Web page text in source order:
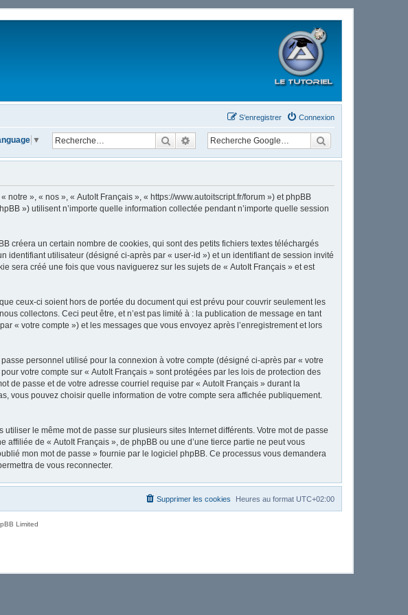
Connexion
S’enregistrer
RechercherRecherche avancée
▼
», « nos », « AutoIt Français », « https://www.autoitscript.fr/forum ») et phpBB
») utilisent n’importe quelle information collectée pendant n’importe quelle session
créera un certain nombre de cookies, qui sont des petits fichiers textes téléchargés
identifiant utilisateur (désigné ci-après par « user-id ») et un identifiant de session invité
sera créé une fois que vous naviguerez sur les sujets de « AutoIt Français » et est
ceux-ci soient hors de portée du document qui est prévu pour couvrir seulement les
collectons. Ceci peut être, et n’est pas limité à : la publication de message en tant
« votre compte ») et les messages que vous envoyez après l’enregistrement et lors
personnel utilisé pour la connexion à votre compte (désigné ci-après par « votre
votre compte sur « AutoIt Français » sont protégées par les lois de protection des
de passe et de votre adresse courriel requise par « AutoIt Français » durant la
vous pouvez choisir quelle information de votre compte sera affichée publiquement.
le même mot de passe sur plusieurs sites Internet différents. Votre mot de passe
de « AutoIt Français », de phpBB ou une d’une tierce partie ne peut vous
mon mot de passe » fournie par le logiciel phpBB. Ce processus vous demandera
de vous reconnecter.
Heures au format UTC+02:00
Supprimer les cookies
Limited